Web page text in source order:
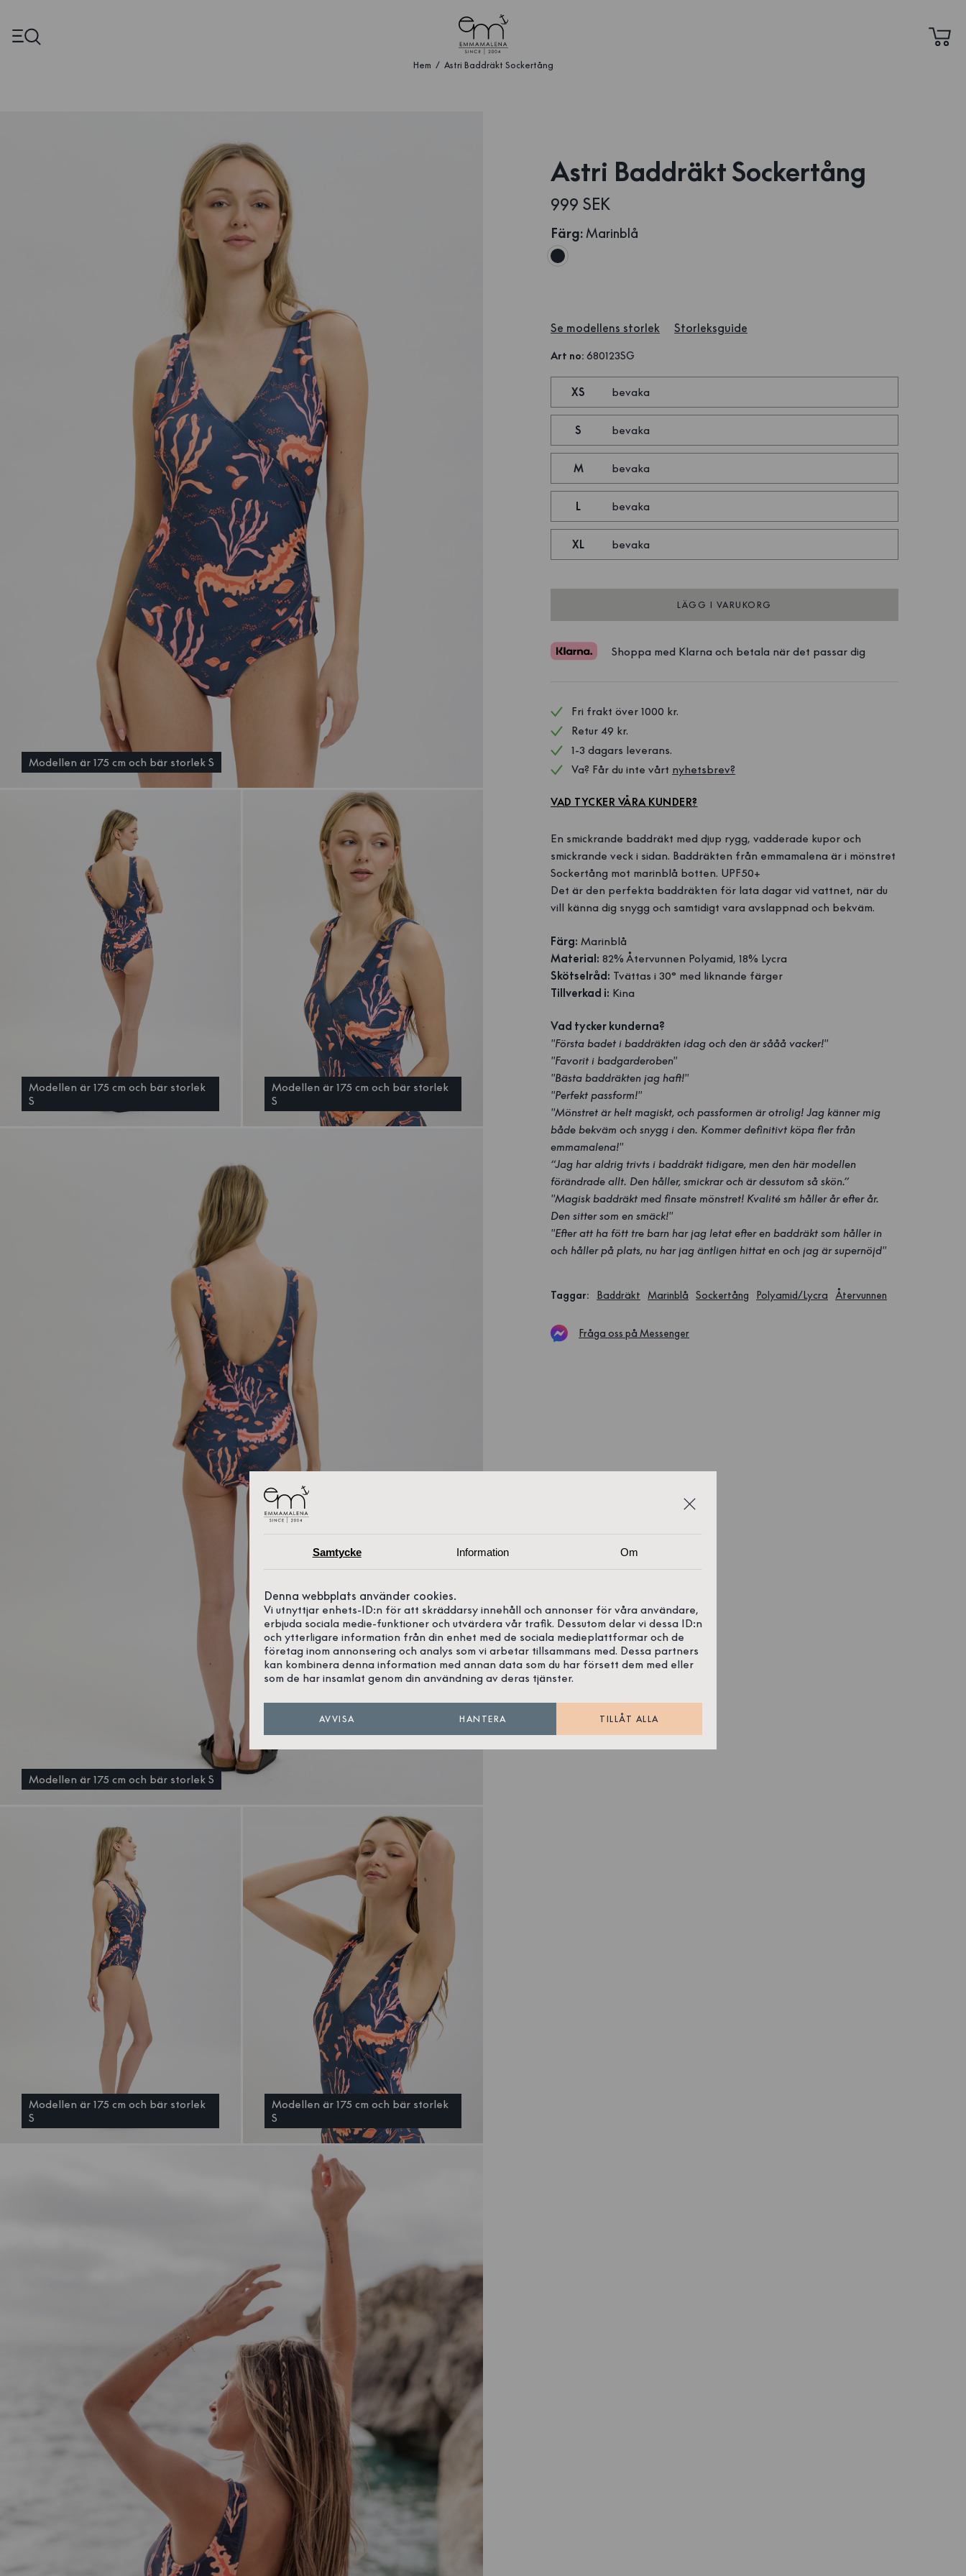
Hem Astri Baddräkt Sockertång
Modellen är 175 cm och bär storlek S
Modellen är 175 cm och bär storlek
S
Modellen är 175 cm och bär storlek
S
Modellen är 175 cm och bär storlek S
Modellen är 175 cm och bär storlek
S
Modellen är 175 cm och bär storlek
S
Astri Baddräkt Sockertång
999 SEK
Färg:Marinblå
Se modellens storlek Storleksguide
Art no: 680123SG
XS bevaka
S bevaka
M bevaka
L bevaka
XL bevaka
LÄGG I VARUKORG
Shoppa med Klarna och betala när det passar dig
Fri frakt över 1000 kr.
Retur 49 kr.
1-3 dagars leverans.
Va? Får du inte vårt nyhetsbrev?
VAD TYCKER VÅRA KUNDER?
En smickrande baddräkt med djup rygg, vadderade kupor och
smickrande veck i sidan. Baddräkten från emmamalena är i mönstret
Sockertång mot marinblå botten. UPF50+
Det är den perfekta baddräkten för lata dagar vid vattnet, när du
vill känna dig snygg och samtidigt vara avslappnad och bekväm.
Färg: Marinblå
Material: 82% Återvunnen Polyamid, 18% Lycra
Skötselråd: Tvättas i 30° med liknande färger
Tillverkad i: Kina
Vad tycker kunderna?
"Första badet i baddräkten idag och den är sååå vacker!"
"Favorit i badgarderoben"
"Bästa baddräkten jag haft!"
"Perfekt passform!"
"Mönstret är helt magiskt, och passformen är otrolig! Jag känner mig
både bekväm och snygg i den. Kommer definitivt köpa fler från
emmamalena!"
“Jag har aldrig trivts i baddräkt tidigare, men den här modellen
förändrade allt. Den håller, smickrar och är dessutom så skön.”
"Magisk baddräkt med finsate mönstret! Kvalité sm håller år efter år.
Den sitter som en smäck!"
"Efter att ha fött tre barn har jag letat efter en baddräkt som håller in
och håller på plats, nu har jag äntligen hittat en och jag är supernöjd"
Taggar: Baddräkt Marinblå Sockertång Polyamid/Lycra Återvunnen
Fråga oss på Messenger
Samtycke Information Om
Denna webbplats använder cookies.
Vi utnyttjar enhets-ID:n för att skräddarsy innehåll och annonser för våra användare,
erbjuda sociala medie-funktioner och utvärdera vår trafik. Dessutom delar vi dessa ID:n
och ytterligare information från din enhet med de sociala medieplattformar och de
företag inom annonsering och analys som vi arbetar tillsammans med. Dessa partners
kan kombinera denna information med annan data som du har försett dem med eller
som de har insamlat genom din användning av deras tjänster.
AVVISA HANTERA TILLÅT ALLA